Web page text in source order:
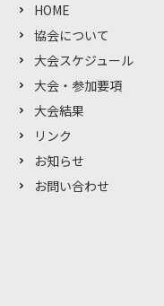
HOME
協会について
大会スケジュール
大会・参加要項
大会結果
リンク
お知らせ
お問い合わせ